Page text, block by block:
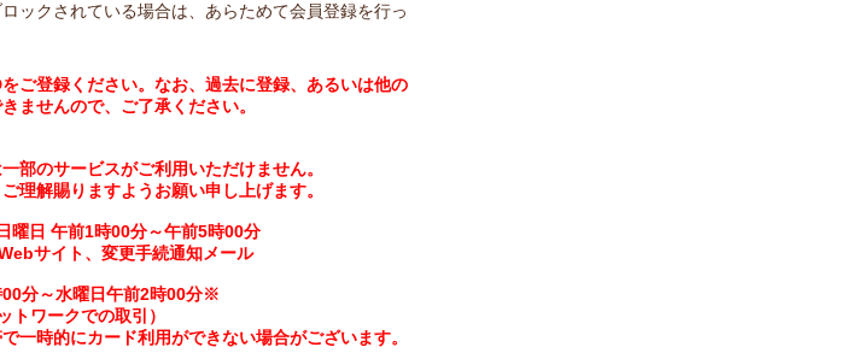
ックされている場合は、あらためて会員登録を行っ
ご登録ください。なお、過去に登録、あるいは他の
ませんので、ご了承ください。
部のサービスがご利用いただけません。
理解賜りますようお願い申し上げます。
日 午前1時00分～午前5時00分
サイト、変更手続通知メール
分～水曜日午前2時00分※
ワークでの取引）
用ができない場合がございます。